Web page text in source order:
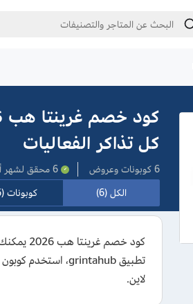
كل تذاكر الفعاليات
6 كوبونات وعروض 6 محقق لشهر أغسطس 2026
الكل (6) كوبونات (6)
لاين.